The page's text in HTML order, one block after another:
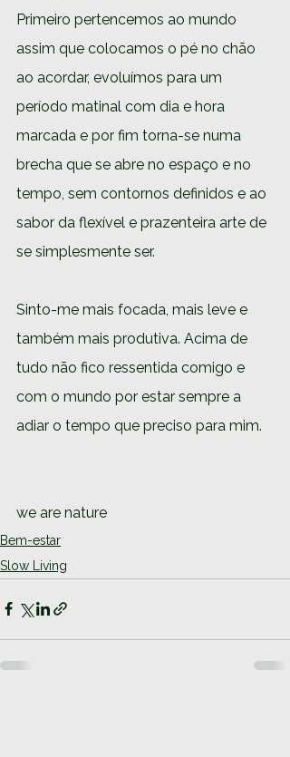
Primeiro pertencemos ao mundo
assim que colocamos o pé no chão
ao acordar, evoluímos para um
período matinal com dia e hora
marcada e por fim torna-se numa
brecha que se abre no espaço e no
tempo, sem contornos definidos e ao
sabor da flexível e prazenteira arte de
se simplesmente ser.
Sinto-me mais focada, mais leve e
também mais produtiva. Acima de
tudo não fico ressentida comigo e
com o mundo por estar sempre a
adiar o tempo que preciso para mim.
we are nature
Bem-estar
Slow Living